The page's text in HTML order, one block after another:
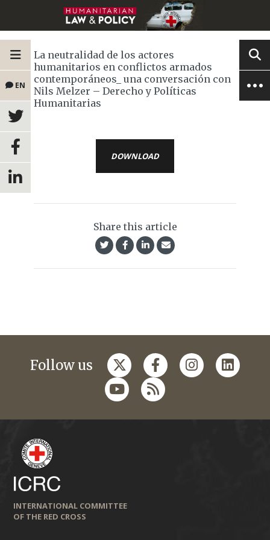
EN
La neutralidad de los actores
humanitarios en conflictos armados
contemporáneos_ una conversación con
Nils Melzer – Derecho y Políticas
Humanitarias
DOWNLOAD
Share this article
Follow us
INTERNATIONAL COMMITTEE
OF THE RED CROSS